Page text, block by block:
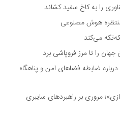
را به کاخ سفید کشاند
هوش مصنوعی
می‌کند
را تا مرز فروپاشی برد
ضابطه فضا‌های امن و پناهگاه
مروری بر راهبرد‌های سایبری